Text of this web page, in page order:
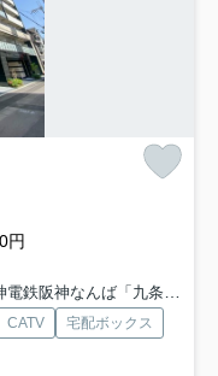
円
鉄阪神なんば「九条」駅 徒歩5分
CATV
宅配ボックス